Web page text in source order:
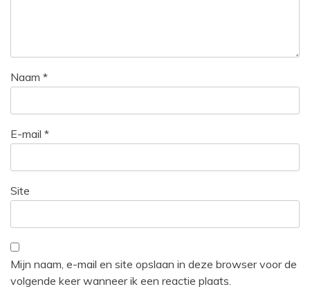
Naam *
E-mail *
Site
Mijn naam, e-mail en site opslaan in deze browser voor de
volgende keer wanneer ik een reactie plaats.